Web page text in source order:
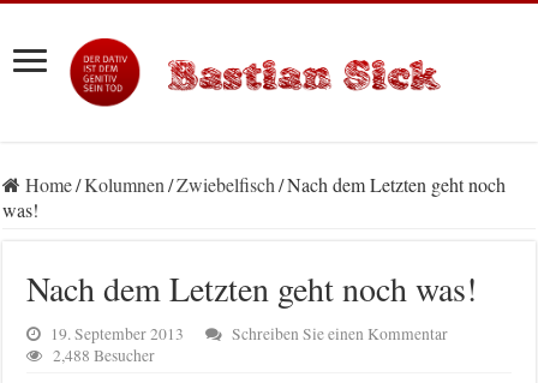
Home/Kolumnen/Zwiebelfisch/Nach dem Letzten geht noch
was!
Nach dem Letzten geht noch was!
19. September 2013
Schreiben Sie einen Kommentar
2,488 Besucher